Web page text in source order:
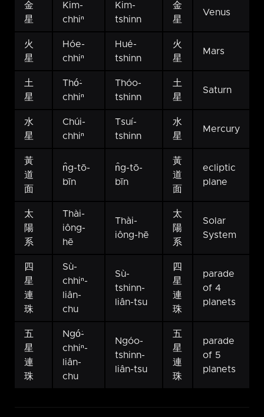
金
星
Kim-
chhiⁿ
Kim-
tshinn
金
星
Venus
火
星
Hóe-
chhiⁿ
Hué-
tshinn
火
星
Mars
土
星
Thó͘-
chhiⁿ
Thóo-
tshinn
土
星
Saturn
水
星
Chúi-
chhiⁿ
Tsuí-
tshinn
水
星
Mercury
黃
道
面
n̂g-tō-
bīn
n̂g-tō-
bīn
黃
道
面
ecliptic
plane
太
陽
系
Thài-
iông-
hē
Thài-
iông-hē
太
陽
系
Solar
System
四
星
連
珠
Sù-
chhiⁿ-
liân-
chu
Sù-
tshinn-
liân-tsu
四
星
連
珠
parade
of 4
planets
五
星
連
珠
Ngó͘-
chhiⁿ-
liân-
chu
Ngóo-
tshinn-
liân-tsu
五
星
連
珠
parade
of 5
planets